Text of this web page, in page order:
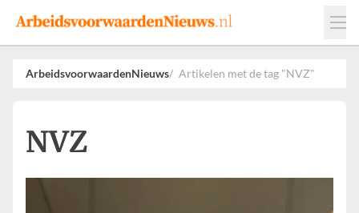
Events
Adverteren
Leveranciers
ArbeidsvoorwaardenNieuws Artikelen met de tag "NVZ"
NVZ